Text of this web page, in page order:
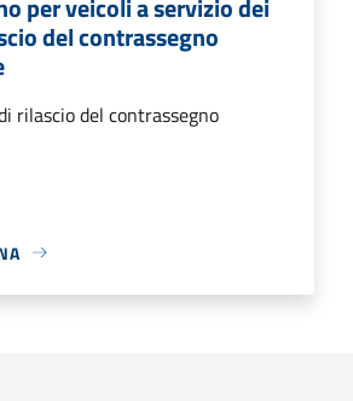
del contrassegno
rilascio del contrassegno